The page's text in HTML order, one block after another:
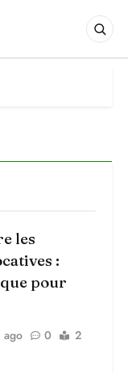
les
:
pour
ago 0
2